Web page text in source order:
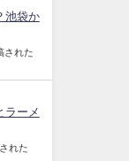
池袋か
された
ラーメ
れた